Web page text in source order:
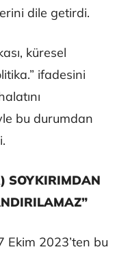
dile getirdi.
küresel
ifadesini
bu durumdan
SOYKIRIMDAN
Ekim 2023’ten bu